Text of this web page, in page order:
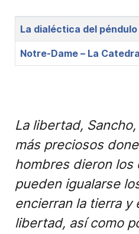
Title
La dialéctica del péndulo
Notre-Dame – La
La libertad,
más preciosos
hombres dieron los
pueden igualarse
encierran la tierra y
libertad, así como